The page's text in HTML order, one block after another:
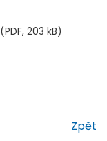
(PDF, 203 kB)
Zpět